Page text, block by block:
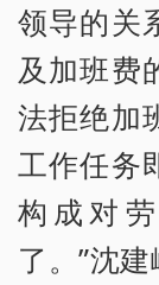
领导的关
及加班费
法拒绝加
工作任务
构成对
了。”沈